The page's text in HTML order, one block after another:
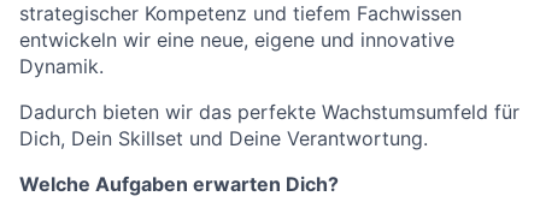
strategischer Kompetenz und tiefem Fachwissen
entwickeln wir eine neue, eigene und innovative
Dynamik.
Dadurch bieten wir das perfekte Wachstumsumfeld für
Dich, Dein Skillset und Deine Verantwortung.
Welche Aufgaben erwarten Dich?